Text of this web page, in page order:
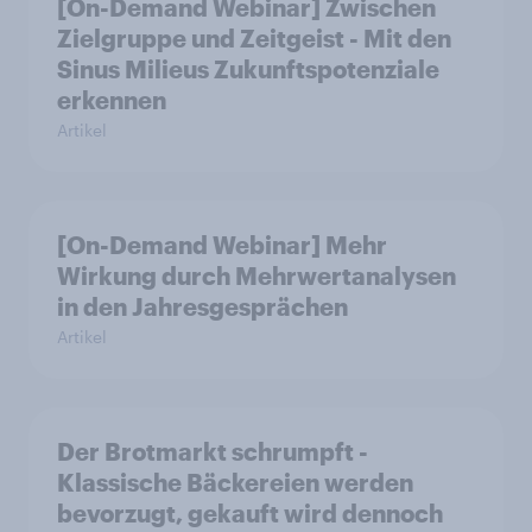
[On-Demand Webinar] Zwischen
Zielgruppe und Zeitgeist - Mit den
Sinus Milieus Zukunftspotenziale
erkennen
Artikel
[On-Demand Webinar] Mehr
Wirkung durch Mehrwertanalysen
in den Jahresgesprächen
Artikel
Der Brotmarkt schrumpft -
Klassische Bäckereien werden
bevorzugt, gekauft wird dennoch